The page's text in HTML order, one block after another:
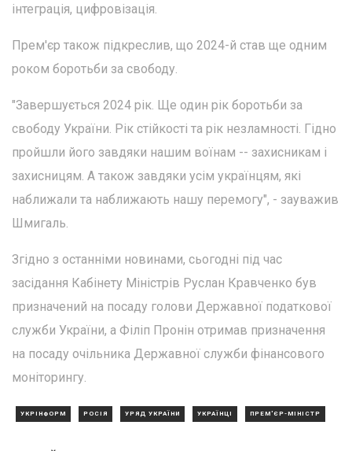
інтеграція, цифровізація.
Прем'єр також підкреслив, що 2024-й став ще одним
роком боротьби за свободу.
"Завершується 2024 рік. Ще один рік боротьби за
свободу України. Рік стійкості та рік незламності. Гідно
пройшли його завдяки нашим воїнам -- захисникам і
захисницям. А також завдяки усім українцям, які
наближали та наближають нашу перемогу", - зауважив
Шмигаль.
Згідно з останніми новинами, сьогодні під час
засідання Кабінету Міністрів Руслан Кравченко був
призначений на посаду голови Державної податкової
служби України, а Філіп Пронін отримав призначення
на посаду очільника Державної служби фінансового
моніторингу.
УКРІНФОРМ РОСІЯ УРЯД УКРАЇНИ УКРАЇНЦІ ПРЕМ'ЄР-МІНІСТР